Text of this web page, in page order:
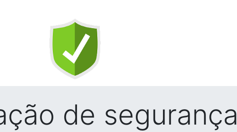
de segurança